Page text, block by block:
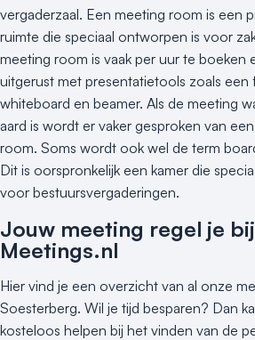
vergaderzaal. Een meeting room is een
ruimte die speciaal ontworpen is voor
meeting room is vaak per uur te boeken
uitgerust met presentatietools zoals een
whiteboard en beamer. Als de meeting
aard is wordt er vaker gesproken van
room. Soms wordt ook wel de term
Dit is oorspronkelijk een kamer die
voor bestuursvergaderingen.
Jouw meeting regel je bij
Meetings.nl
Hier vind je een overzicht van al onze
Soesterberg. Wil je tijd besparen? Dan
kosteloos helpen bij het vinden van de